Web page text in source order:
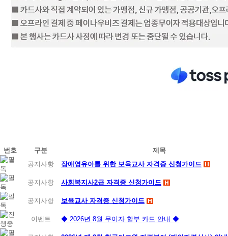
번호 구분
제목
공지사항
장애영유아를 위한 보육교사 자격증 신청가이드
공지사항 사회복지사2급 자격증 신청가이드
공지사항 보육교사 자격증 신청가이드
이벤트 ◆ 2026년 8월 무이자 할부 카드 안내 ◆